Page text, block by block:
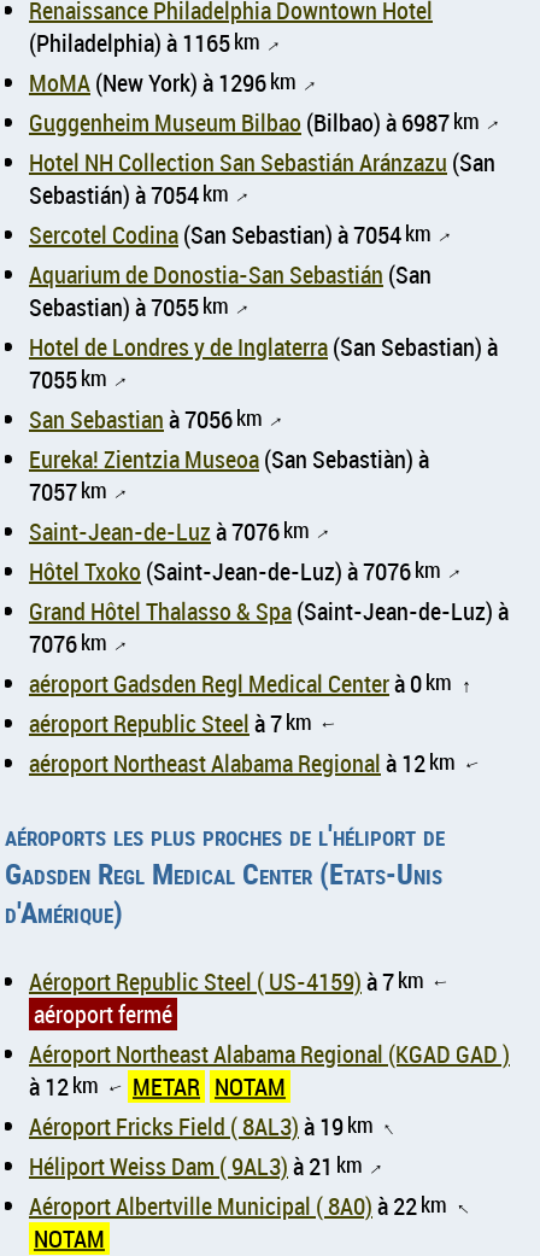
Renaissance Philadelphia Downtown Hotel
(Philadelphia) à 1165km ↑
MoMA(New York) à 1296km ↑
Guggenheim Museum Bilbao (Bilbao) à 6987km ↑
Hotel NH Collection San Sebastián Aránzazu (San
Sebastián) à 7054km ↑
Sercotel Codina(San Sebastian) à 7054km ↑
Aquarium de Donostia-San Sebastián (San
Sebastian) à 7055km ↑
Hotel de Londres y de Inglaterra(San Sebastian) à
7055km ↑
San Sebastianà 7056km ↑
Eureka! Zientzia Museoa(San Sebastiàn) à
7057km ↑
Saint-Jean-de-Luzà 7076km ↑
Hôtel Txoko (Saint-Jean-de-Luz) à 7076km ↑
Grand Hôtel Thalasso & Spa(Saint-Jean-de-Luz) à
7076km ↑
aéroport Gadsden Regl Medical Centerà 0km ↑
aéroport Republic Steelà 7km ↑
aéroport Northeast Alabama Regionalà 12km ↑
aéroports les plus proches de l'héliport de
Gadsden Regl Medical Center (Etats-Unis
d'Amérique)
Aéroport Republic Steel ( US-4159)à 7km ↑
aéroport fermé
Aéroport Northeast Alabama Regional (KGAD GAD )
à 12km ↑ METAR NOTAM
Aéroport Fricks Field ( 8AL3)à 19km ↑
Héliport Weiss Dam ( 9AL3)à 21 km ↑
Aéroport Albertville Municipal ( 8A0)à 22km ↑
NOTAM